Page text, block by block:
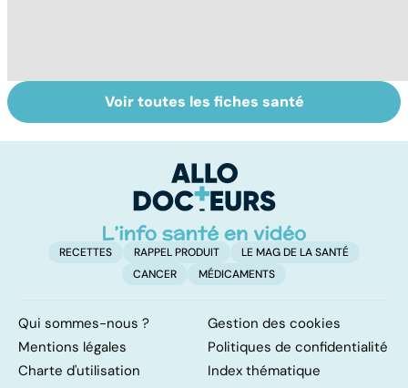
HPV : tout savoir
sur les
Glandes
salivaires : les
glande parotide
Voir toutes les fiches santé
RECETTES RAPPEL PRODUIT
LE MAG DE LA SANTÉ
CANCER
MÉDICAMENTS
Qui sommes-nous ?
Gestion des cookies
Mentions légales
Politiques de confidentialité
Charte d'utilisation
Index thématique